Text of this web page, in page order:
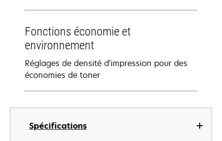
Spécifications
Fonctions économie et
environnement
Réglages de densité d'impression pour des
économies de toner